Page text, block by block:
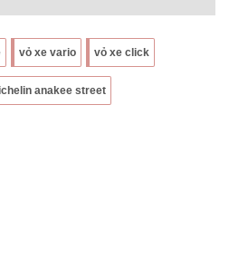
vỏ xe vario vỏ xe click
anakee street